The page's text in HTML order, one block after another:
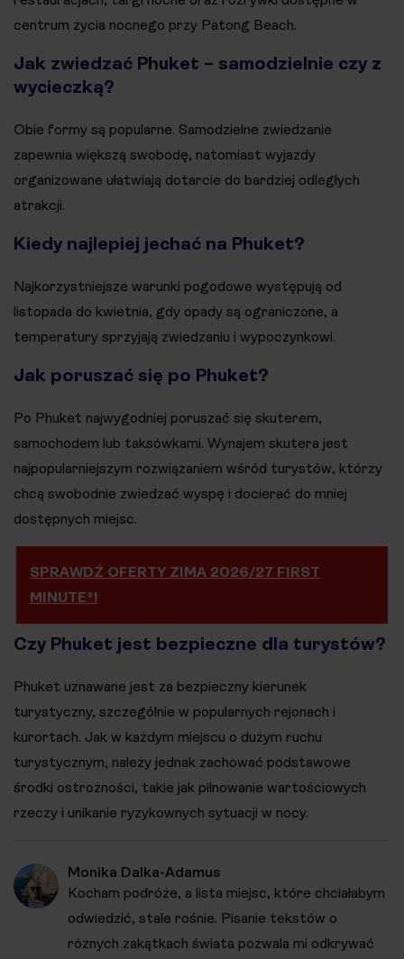
centrum życia nocnego przy Patong Beach.
Jak zwiedzać Phuket – samodzielnie czy z
wycieczką?
Obie formy są popularne. Samodzielne zwiedzanie
zapewnia większą swobodę, natomiast wyjazdy
organizowane ułatwiają dotarcie do bardziej odległych
atrakcji.
Kiedy najlepiej jechać na Phuket?
Najkorzystniejsze warunki pogodowe występują od
listopada do kwietnia, gdy opady są ograniczone, a
temperatury sprzyjają zwiedzaniu i wypoczynkowi.
Jak poruszać się po Phuket?
Po Phuket najwygodniej poruszać się skuterem,
samochodem lub taksówkami. Wynajem skutera jest
najpopularniejszym rozwiązaniem wśród turystów, którzy
chcą swobodnie zwiedzać wyspę i docierać do mniej
dostępnych miejsc.
SPRAWDŹ OFERTY ZIMA 2026/27 FIRST
MINUTE®!
Czy Phuket jest bezpieczne dla turystów?
Phuket uznawane jest za bezpieczny kierunek
turystyczny, szczególnie w popularnych rejonach i
kurortach. Jak w każdym miejscu o dużym ruchu
turystycznym, należy jednak zachować podstawowe
środki ostrożności, takie jak pilnowanie wartościowych
rzeczy i unikanie ryzykownych sytuacji w nocy.
Monika Dalka-Adamus
Kocham podróże, a lista miejsc, które chciałabym
odwiedzić, stale rośnie. Pisanie tekstów o
różnych zakątkach świata pozwala mi odkrywać